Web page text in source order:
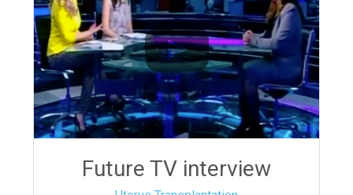
Future TV interview